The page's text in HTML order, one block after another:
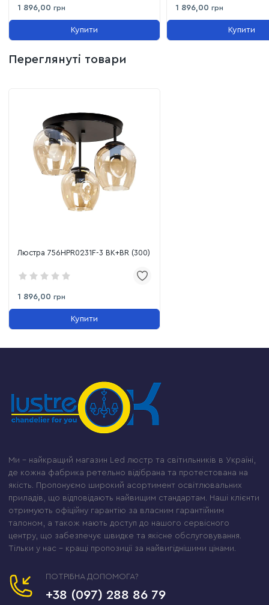
1 896,00 грн
Купити
1 896,00 грн
Купити
Переглянуті товари
Люстра 756HPR0231F-3 BK+BR (300)
1 896,00 грн
Купити
Ми – найкращий магазин Led люстр та світильників в Україні,
де кожна фабрика ретельно відібрана та протестована на
якість. Пропонуємо широкий асортимент освітлювальних
приладів, що відповідають найвищим стандартам. Наші клієнти
отримують офіційну гарантію за власним гарантійним
талоном, а також мають доступ до нашого сервісного
центру, що забезпечує швидке та якісне обслуговування.
Тільки у нас – кращі пропозиції за найвигіднішими цінами.
ПОТРІБНА ДОПОМОГА?
+38 (097) 288 86 79